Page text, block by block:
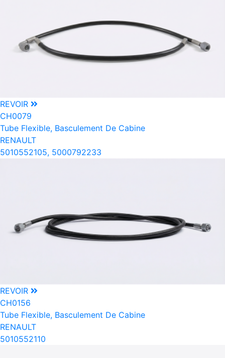
REVOIR
CH0079
Tube Flexible, Basculement De Cabine
RENAULT
5010552105, 5000792233
REVOIR
CH0156
Tube Flexible, Basculement De Cabine
RENAULT
5010552110